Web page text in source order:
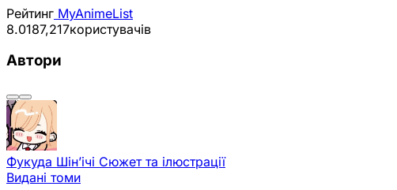
Рейтинг MyAnimeList
8.0187,217користувачів
Автори
Фукуда Шін’ічі Сюжет та ілюстрації
Видані томи